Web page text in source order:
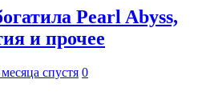
Pearl Abyss,
и прочее
спустя 0